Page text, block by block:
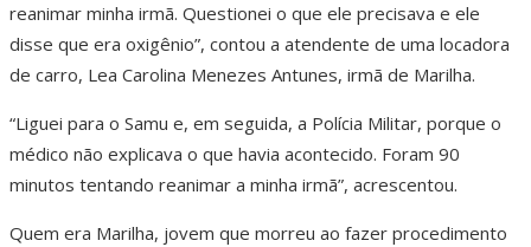
reanimar minha irmã. Questionei o que ele precisava e ele
disse que era oxigênio”, contou a atendente de uma locadora
de carro, Lea Carolina Menezes Antunes, irmã de Marilha.
“Liguei para o Samu e, em seguida, a Polícia Militar, porque o
médico não explicava o que havia acontecido. Foram 90
minutos tentando reanimar a minha irmã”, acrescentou.
Quem era Marilha, jovem que morreu ao fazer procedimento